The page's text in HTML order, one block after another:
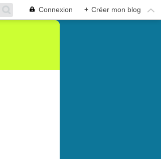
Connexion + Créer mon blog